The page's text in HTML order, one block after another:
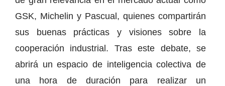
GSK, Michelin y Pascual, quienes compartirán
sus buenas prácticas y visiones sobre la
cooperación industrial. Tras este debate, se
abrirá un espacio de inteligencia colectiva de
una hora de duración para realizar un